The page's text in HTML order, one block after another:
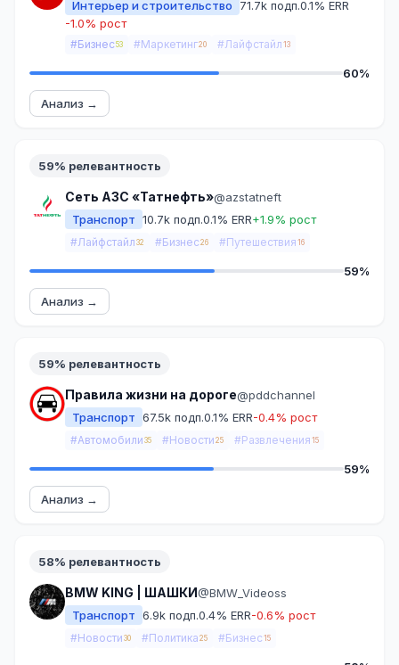
Интерьер и строительство
71.7k подп.0.1% ERR
-1.0% рост
#Бизнес53 #Маркетинг20 #Лайфстайл 13
60%
Анализ →
59% релевантность
Сеть АЗС «Татнефть»@azstatneft
Транспорт 10.7k подп.0.1% ERR+1.9% рост
#Лайфстайл 32 #Бизнес 26 #Путешествия 16
59%
Анализ →
59% релевантность
Правила жизни на дороге@pddchannel
Транспорт 67.5k подп.0.1% ERR-0.4% рост
#Автомобили 35 #Новости 25 #Развлечения 15
59%
Анализ →
58% релевантность
BMW KING | ШАШКИ@BMW_Videoss
Транспорт 6.9k подп.0.4% ERR-0.6% рост
#Новости 30 #Политика 25 #Бизнес 15